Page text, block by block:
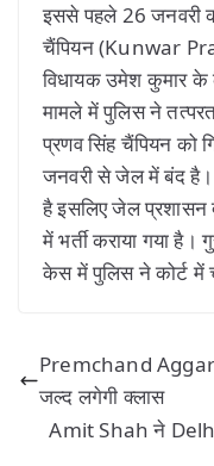
इससे पहले 26 जनवरी
चैंपियन (Kunwar
विधायक उमेश कुमार के
मामले में पुलिस ने
प्रणव सिंह चैंपियन को
जनवरी से जेल में बंद है।
है इसलिए जेल प्रशासन
में भर्ती कराया गया है।
केस में पुलिस ने कोर्ट में
Premchand
जल्द लगेगी क्लास
Amit Shah ने